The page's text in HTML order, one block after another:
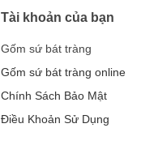
Tài khoản của bạn
Gốm sứ bát tràng
Gốm sứ bát tràng online
Chính Sách Bảo Mật
Điều Khoản Sử Dụng